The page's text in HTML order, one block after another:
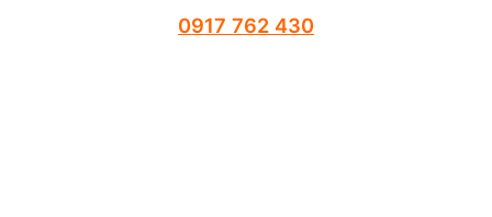
0917 762 430